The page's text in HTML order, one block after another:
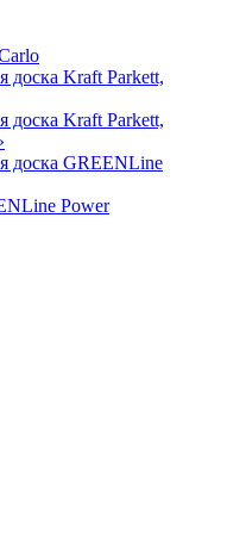
доска Kraft Parkett,
доска Kraft Parkett,
доска GREENLine
Power